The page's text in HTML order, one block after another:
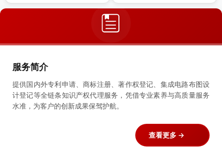
服务简介
提供国内外专利申请、商标注册、著作权登记、集成电路布图设
计登记等全链条知识产权代理服务，凭借专业素养与高质量服务
水准，为客户的创新成果保驾护航。
查看更多 →